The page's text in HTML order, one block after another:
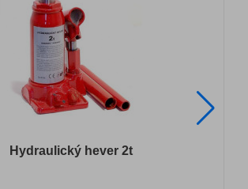
Hydraulický hever 2t